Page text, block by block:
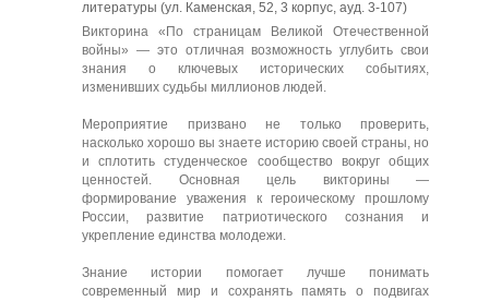
литературы (ул. Каменская, 52, 3 корпус, ауд. 3-107)
Викторина «По страницам Великой Отечественной
войны» — это отличная возможность углубить свои
знания о ключевых исторических событиях,
изменивших судьбы миллионов людей.
Мероприятие призвано не только проверить,
насколько хорошо вы знаете историю своей страны, но
и сплотить студенческое сообщество вокруг общих
ценностей. Основная цель викторины —
формирование уважения к героическому прошлому
России, развитие патриотического сознания и
укрепление единства молодежи.
Знание истории помогает лучше понимать
современный мир и сохранять память о подвигах